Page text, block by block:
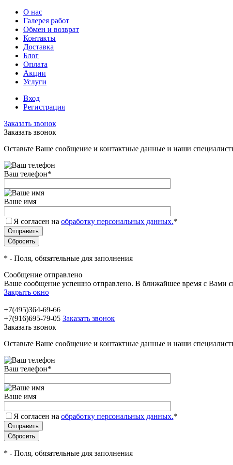
О нас
Галерея работ
Обмен и возврат
Контакты
Доставка
Блог
Оплата
Акции
Услуги
Вход
Регистрация
Заказать звонок
Заказать звонок
Оставьте Ваше сообщение и контактные данные и наши
Ваш телефон*
Ваше имя
Я согласен на обработку персональных данных.*
* - Поля, обязательные для заполнения
Сообщение отправлено
Ваше сообщение успешно отправлено. В ближайшее время с Вами
Закрыть окно
+7(495)364-69-66
+7(916)695-79-05 Заказать звонок
Заказать звонок
Оставьте Ваше сообщение и контактные данные и наши
Ваш телефон*
Ваше имя
Я согласен на обработку персональных данных.*
* - Поля, обязательные для заполнения